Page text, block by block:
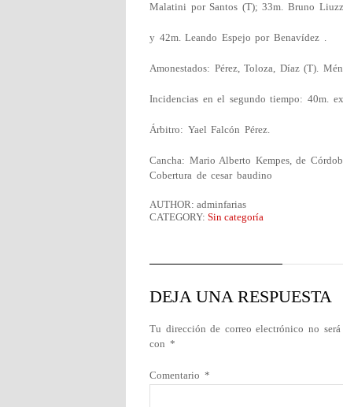
Malatini por Santos (T); 33m. Bruno
y 42m. Leando Espejo por Benavídez .
Amonestados: Pérez, Toloza, Díaz (T).
Incidencias en el segundo tiempo: 40m.
Árbitro: Yael Falcón Pérez.
Cancha: Mario Alberto Kempes, de
Cobertura de cesar baudino
AUTHOR: adminfarias
CATEGORY: Sin categoría
DEJA UNA RESPUESTA
Tu dirección de correo electrónico no será
con *
Comentario *